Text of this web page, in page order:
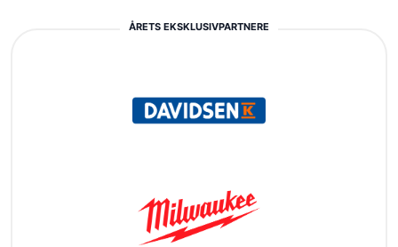
ÅRETS EKSKLUSIVPARTNERE